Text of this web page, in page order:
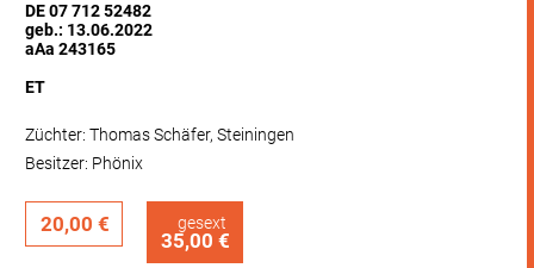
DE 07 712 52482
geb.: 13.06.2022
aAa 243165
ET
Züchter: Thomas Schäfer, Steiningen
Besitzer: Phönix
20,00 € gesext
35,00 €